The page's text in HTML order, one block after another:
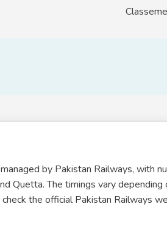
by Pakistan Railways, with
Quetta. The timings vary depending
the official Pakistan Railways